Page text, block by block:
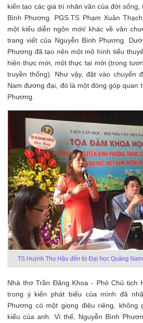
kiến tạo các giá trị nhân văn của đời
Bình Phương. PGS.TS Phạm Xuân
một kiểu diễn ngôn mới/ khác về văn
trang viết của Nguyễn Bình Phương.
Phương đã tạo nên một mô hình tiểu
hiện thực mới, một thực tại mới (trong
truyền thống). Như vậy, đặt vào chuyển
Nam đương đại, đó là một đóng góp quan
Phương.
TS Huỳnh Thu Hậu đến từ Đại học Quảng
Nhà thơ Trần Đăng Khoa - Phó Chủ tịch
trong ý kiến phát biểu của mình đã
Phương có một giọng điệu riêng, không
kiểu của anh. Vì thế, Nguyễn Bình